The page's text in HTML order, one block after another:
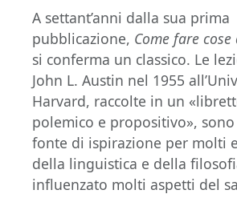
A settant’anni dalla sua prima
pubblicazione, Come fare
si conferma un classico. Le
John L. Austin nel 1955
Harvard, raccolte in un
polemico e propositivo»,
fonte di ispirazione per molti
della linguistica e della
influenzato molti aspetti del